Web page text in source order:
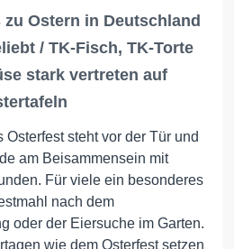
Ostern in Deutschland
/ TK-Fisch, TK-Torte
stark vertreten auf
Osterfest steht vor der Tür und
am Beisammensein mit
Für viele ein besonderes
nach dem
oder der Eiersuche im Garten.
wie dem Osterfest setzen